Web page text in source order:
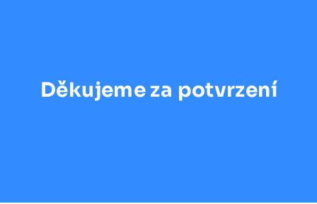
Děkujeme za potvrzení